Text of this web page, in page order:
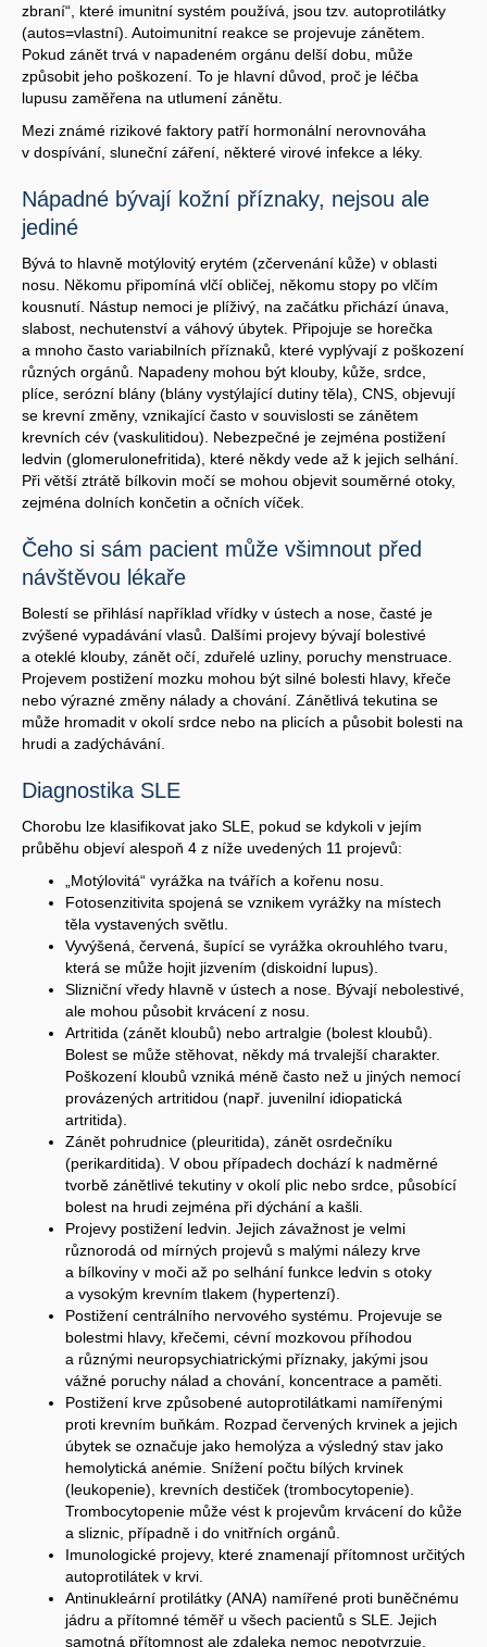
zbraní“, které imunitní systém používá, jsou tzv. autoprotilátky
(autos=vlastní). Autoimunitní reakce se projevuje zánětem.
Pokud zánět trvá v napadeném orgánu delší dobu, může
způsobit jeho poškození. To je hlavní důvod, proč je léčba
lupusu zaměřena na utlumení zánětu.
Mezi známé rizikové faktory patří hormonální nerovnováha
v dospívání, sluneční záření, některé virové infekce a léky.
Nápadné bývají kožní příznaky, nejsou ale
jediné
Bývá to hlavně motýlovitý erytém (zčervenání kůže) v oblasti
nosu. Někomu připomíná vlčí obličej, někomu stopy po vlčím
kousnutí. Nástup nemoci je plíživý, na začátku přichází únava,
slabost, nechutenství a váhový úbytek. Připojuje se horečka
a mnoho často variabilních příznaků, které vyplývají z poškození
různých orgánů. Napadeny mohou být klouby, kůže, srdce,
plíce, serózní blány (blány vystýlající dutiny těla), CNS, objevují
se krevní změny, vznikající často v souvislosti se zánětem
krevních cév (vaskulitidou). Nebezpečné je zejména postižení
ledvin (glomerulonefritida), které někdy vede až k jejich selhání.
Při větší ztrátě bílkovin močí se mohou objevit souměrné otoky,
zejména dolních končetin a očních víček.
Čeho si sám pacient může všimnout před
návštěvou lékaře
Bolestí se přihlásí například vřídky v ústech a nose, časté je
zvýšené vypadávání vlasů. Dalšími projevy bývají bolestivé
a oteklé klouby, zánět očí, zduřelé uzliny, poruchy menstruace.
Projevem postižení mozku mohou být silné bolesti hlavy, křeče
nebo výrazné změny nálady a chování. Zánětlivá tekutina se
může hromadit v okolí srdce nebo na plicích a působit bolesti na
hrudi a zadýchávání.
Diagnostika SLE
Chorobu lze klasifikovat jako SLE, pokud se kdykoli v jejím
průběhu objeví alespoň 4 z níže uvedených 11 projevů:
„Motýlovitá“ vyrážka na tvářích a kořenu nosu.
Fotosenzitivita spojená se vznikem vyrážky na místech
těla vystavených světlu.
Vyvýšená, červená, šupící se vyrážka okrouhlého tvaru,
která se může hojit jizvením (diskoidní lupus).
Slizniční vředy hlavně v ústech a nose. Bývají nebolestivé,
ale mohou působit krvácení z nosu.
Artritida (zánět kloubů) nebo artralgie (bolest kloubů).
Bolest se může stěhovat, někdy má trvalejší charakter.
Poškození kloubů vzniká méně často než u jiných nemocí
provázených artritidou (např. juvenilní idiopatická
artritida).
Zánět pohrudnice (pleuritida), zánět osrdečníku
(perikarditida). V obou případech dochází k nadměrné
tvorbě zánětlivé tekutiny v okolí plic nebo srdce, působící
bolest na hrudi zejména při dýchání a kašli.
Projevy postižení ledvin. Jejich závažnost je velmi
různorodá od mírných projevů s malými nálezy krve
a bílkoviny v moči až po selhání funkce ledvin s otoky
a vysokým krevním tlakem (hypertenzí).
Postižení centrálního nervového systému. Projevuje se
bolestmi hlavy, křečemi, cévní mozkovou příhodou
a různými neuropsychiatrickými příznaky, jakými jsou
vážné poruchy nálad a chování, koncentrace a paměti.
Postižení krve způsobené autoprotilátkami namířenými
proti krevním buňkám. Rozpad červených krvinek a jejich
úbytek se označuje jako hemolýza a výsledný stav jako
hemolytická anémie. Snížení počtu bílých krvinek
(leukopenie), krevních destiček (trombocytopenie).
Trombocytopenie může vést k projevům krvácení do kůže
a sliznic, případně i do vnitřních orgánů.
Imunologické projevy, které znamenají přítomnost určitých
autoprotilátek v krvi.
Antinukleární protilátky (ANA) namířené proti buněčnému
jádru a přítomné téměř u všech pacientů s SLE. Jejich
samotná přítomnost ale zdaleka nemoc nepotvrzuje,